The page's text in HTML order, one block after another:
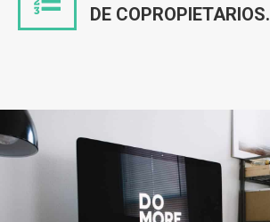
DE COPROPIETARIOS.